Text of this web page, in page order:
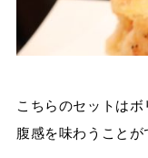
こちらのセットは
腹感を味わうことが